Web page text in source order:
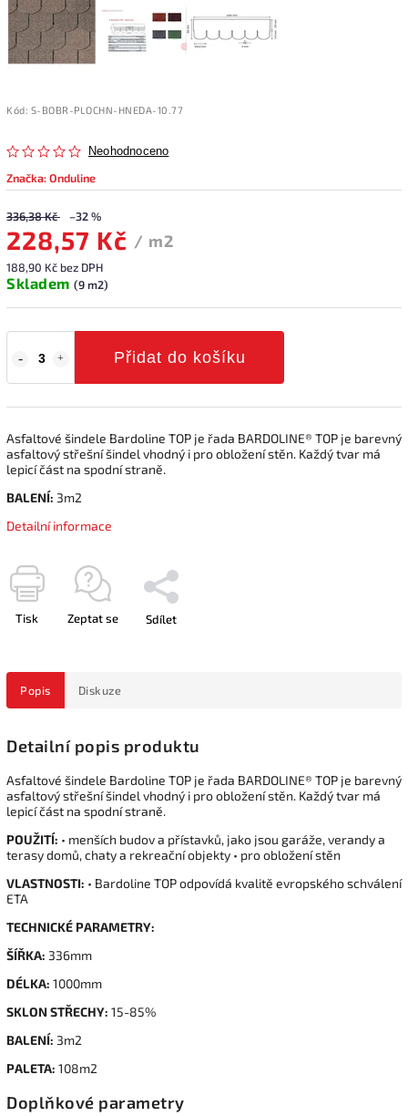
Kód: S-BOBR-PLOCHN-HNEDA-10.77
Neohodnoceno
Značka:Onduline
336,38 Kč –32 %
228,57 Kč / m2
188,90 Kč bez DPH
Skladem (9 m2)
Přidat do košíku
Asfaltové šindele Bardoline TOP je řada BARDOLINE® TOP je barevný
asfaltový střešní šindel vhodný i pro obložení stěn. Každý tvar má
lepicí část na spodní straně.
BALENÍ: 3m2
Detailní informace
Tisk Zeptat se Sdílet
Popis Diskuze
Detailní popis produktu
Asfaltové šindele Bardoline TOP je řada BARDOLINE® TOP je barevný
asfaltový střešní šindel vhodný i pro obložení stěn. Každý tvar má
lepicí část na spodní straně.
POUŽITÍ: • menších budov a přístavků, jako jsou garáže, verandy a
terasy domů, chaty a rekreační objekty • pro obložení stěn
VLASTNOSTI: • Bardoline TOP odpovídá kvalitě evropského schválení
ETA
TECHNICKÉ PARAMETRY:
ŠÍŘKA: 336mm
DÉLKA: 1000mm
SKLON STŘECHY: 15-85%
BALENÍ: 3m2
PALETA: 108m2
Doplňkové parametry